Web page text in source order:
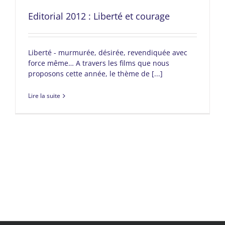
Editorial 2012 : Liberté et courage
Liberté - murmurée, désirée, revendiquée avec
force même… A travers les films que nous
proposons cette année, le thème de [...]
Lire la suite